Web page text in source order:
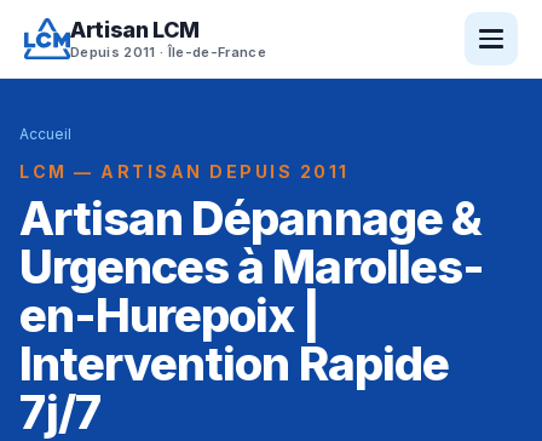
Artisan LCM
Depuis 2011 · Île-de-France
Accueil
LCM — ARTISAN DEPUIS 2011
Artisan Dépannage &
Urgences à Marolles-
en-Hurepoix |
Intervention Rapide
7j/7